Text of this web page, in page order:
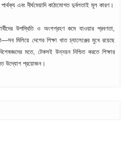
এবং দীর্ঘমেয়াদি কাঠামোগত দুর্বলতাই মূল কারণ।
উপস্থিতি ও অংশগ্রহণ কমে যাওয়ার প্রবণতা,
মিলিয়ে দেশের শিক্ষা খাত চ্যালেঞ্জের মুখে রয়েছে
মতে, টেকসই উন্নয়ন নিশ্চিত করতে শিক্ষার
উদ্যোগ প্রয়োজন।